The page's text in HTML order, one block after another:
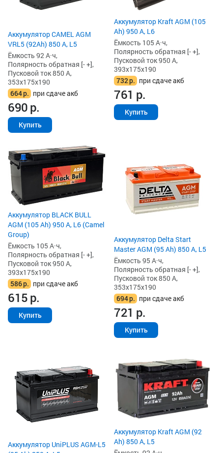
Аккумулятор CAMEL AGM
VRL5 (92Ah) 850 А, L5
Ёмкость 92 А·ч,
Полярность обратная [- +],
Пусковой ток 850 А,
353x175x190
664р. при сдаче акб
690р.
Купить
Аккумулятор Kraft AGM (105
Ah) 950 А, L6
Ёмкость 105 А·ч,
Полярность обратная [- +],
Пусковой ток 950 А,
393x175x190
732р. при сдаче акб
761 р.
Купить
Аккумулятор BLACK BULL
AGM (105 Ah) 950 А, L6 (Camel
Group)
Ёмкость 105 А·ч,
Полярность обратная [- +],
Пусковой ток 950 А,
393x175x190
586р. при сдаче акб
615р.
Купить
Аккумулятор Delta Start
Master AGM (95 Ah) 850 А, L5
Ёмкость 95 А·ч,
Полярность обратная [- +],
Пусковой ток 850 А,
353x175x190
694р. при сдаче акб
721 р.
Купить
Аккумулятор UniPLUS AGM-L5
Аккумулятор Kraft AGM (92
Ah) 850 А, L5